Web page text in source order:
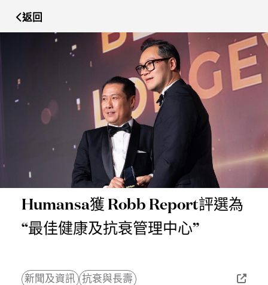
返回
Humansa獲 Robb Report評選為
“最佳健康及抗衰管理中心”
新聞及資訊 抗衰與長壽